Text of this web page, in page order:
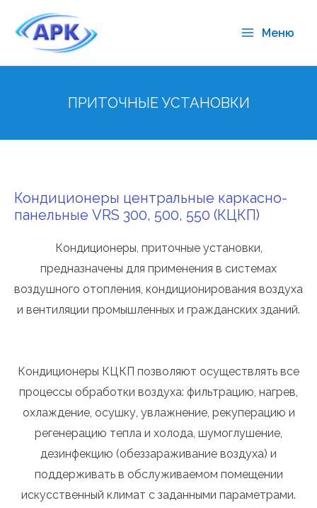
Меню
ПРИТОЧНЫЕ УСТАНОВКИ
Кондиционеры центральные каркасно-
панельные VRS 300, 500, 550 (КЦКП)
Кондиционеры, приточные установки,
предназначены для применения в системах
воздушного отопления, кондиционирования воздуха
и вентиляции промышленных и гражданских зданий.
Кондиционеры КЦКП позволяют осуществлять все
процессы обработки воздуха: фильтрацию, нагрев,
охлаждение, осушку, увлажнение, рекуперацию и
регенерацию тепла и холода, шумоглушение,
дезинфекцию (обеззараживание воздуха) и
поддерживать в обслуживаемом помещении
искусственный климат с заданными параметрами.